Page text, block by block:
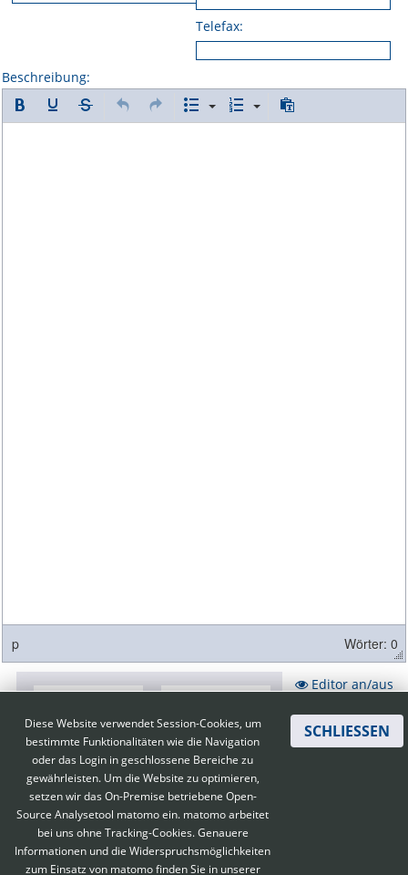
Telefax:
Beschreibung:
p Wörter: 0
Editor an/aus
Diese Website verwendet Session-Cookies, um
bestimmte Funktionalitäten wie die Navigation
oder das Login in geschlossene Bereiche zu
gewährleisten. Um die Website zu optimieren,
setzen wir das On-Premise betriebene Open-
Source Analysetool matomo ein. matomo arbeitet
bei uns ohne Tracking-Cookies. Genauere
Informationen und die Widerspruchsmöglichkeiten
zum Einsatz von matomo finden Sie in unserer
SCHLIESSEN